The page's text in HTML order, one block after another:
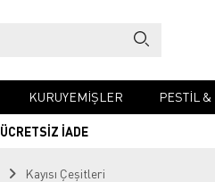
KURUYEMIŞLER PESTIL &
ÜCRETSİZ İADE
Kayısı Çeşitleri